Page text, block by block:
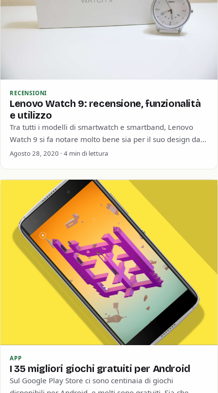
RECENSIONI
Lenovo Watch 9: recensione, funzionalità
e utilizzo
Tra tutti i modelli di smartwatch e smartband, Lenovo
Watch 9 si fa notare molto bene sia per il suo design da…
Agosto 28, 2020 · 4 min di lettura
APP
I 35 migliori giochi gratuiti per Android
Sul Google Play Store ci sono centinaia di giochi